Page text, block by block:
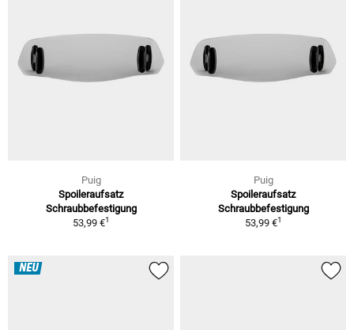
Puig
Spoileraufsatz
Schraubbefestigung
53,99 €1
Puig
Spoileraufsatz
Schraubbefestigung
53,99 €1
NEU